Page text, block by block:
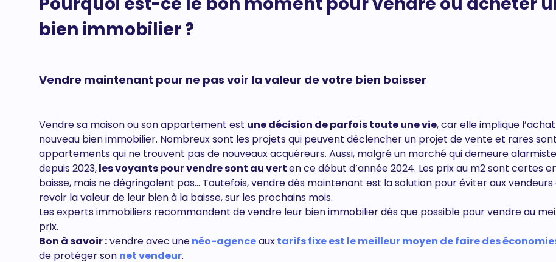
bien immobilier ?
Vendre maintenant pour ne pas voir la valeur de votre bien baisser
Vendre sa maison ou son appartement est une décision de parfois toute une vie, car elle implique l’achat
nouveau bien immobilier. Nombreux sont les projets qui peuvent déclencher un projet de vente et rares
appartements qui ne trouvent pas de nouveaux acquéreurs. Aussi, malgré un marché qui demeure alarmiste
depuis 2023,les voyants pour vendre sont au verten ce début d’année 2024. Les prix au m2 sont certes
baisse, mais ne dégringolent pas… Toutefois, vendre dès maintenant est la solution pour éviter aux vendeurs
revoir la valeur de leur bien à la baisse, sur les prochains mois.
Les experts immobiliers recommandent de vendre leur bien immobilier dès que possible pour vendre au
prix.
Bon à savoir :vendre avec unenéo-agenceauxtarifs fixe est le meilleur moyen de faire des
de protéger son net vendeur.